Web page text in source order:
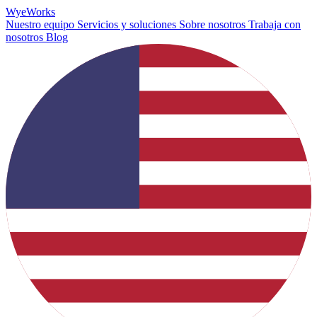
WyeWorks
Nuestro equipo Servicios y soluciones Sobre nosotros Trabaja con
nosotros Blog